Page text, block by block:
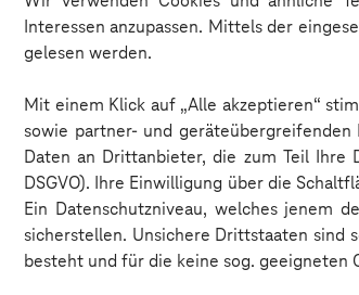
Interessen anzupassen. Mittels der
gelesen werden.
Mit einem Klick auf „Alle akzeptieren“
sowie partner- und
Daten an Drittanbieter, die zum Teil Ihre
DSGVO). Ihre Einwilligung über die
Ein Datenschutzniveau, welches jenem
sicherstellen. Unsichere Drittstaaten sind
besteht und für die keine sog. geeigneten